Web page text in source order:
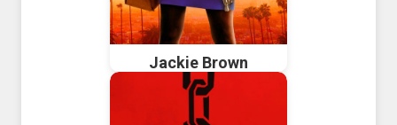
Jackie Brown